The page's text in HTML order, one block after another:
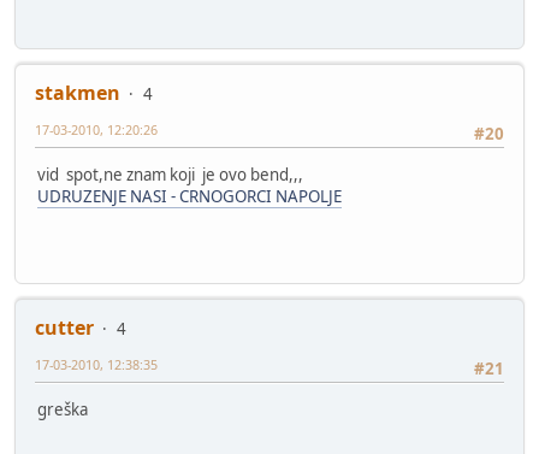
stakmen
4
#20
17-03-2010, 12:20:26
vid spot,ne znam koji je ovo bend,,,
UDRUZENJE NASI - CRNOGORCI NAPOLJE
cutter
4
#21
17-03-2010, 12:38:35
greška